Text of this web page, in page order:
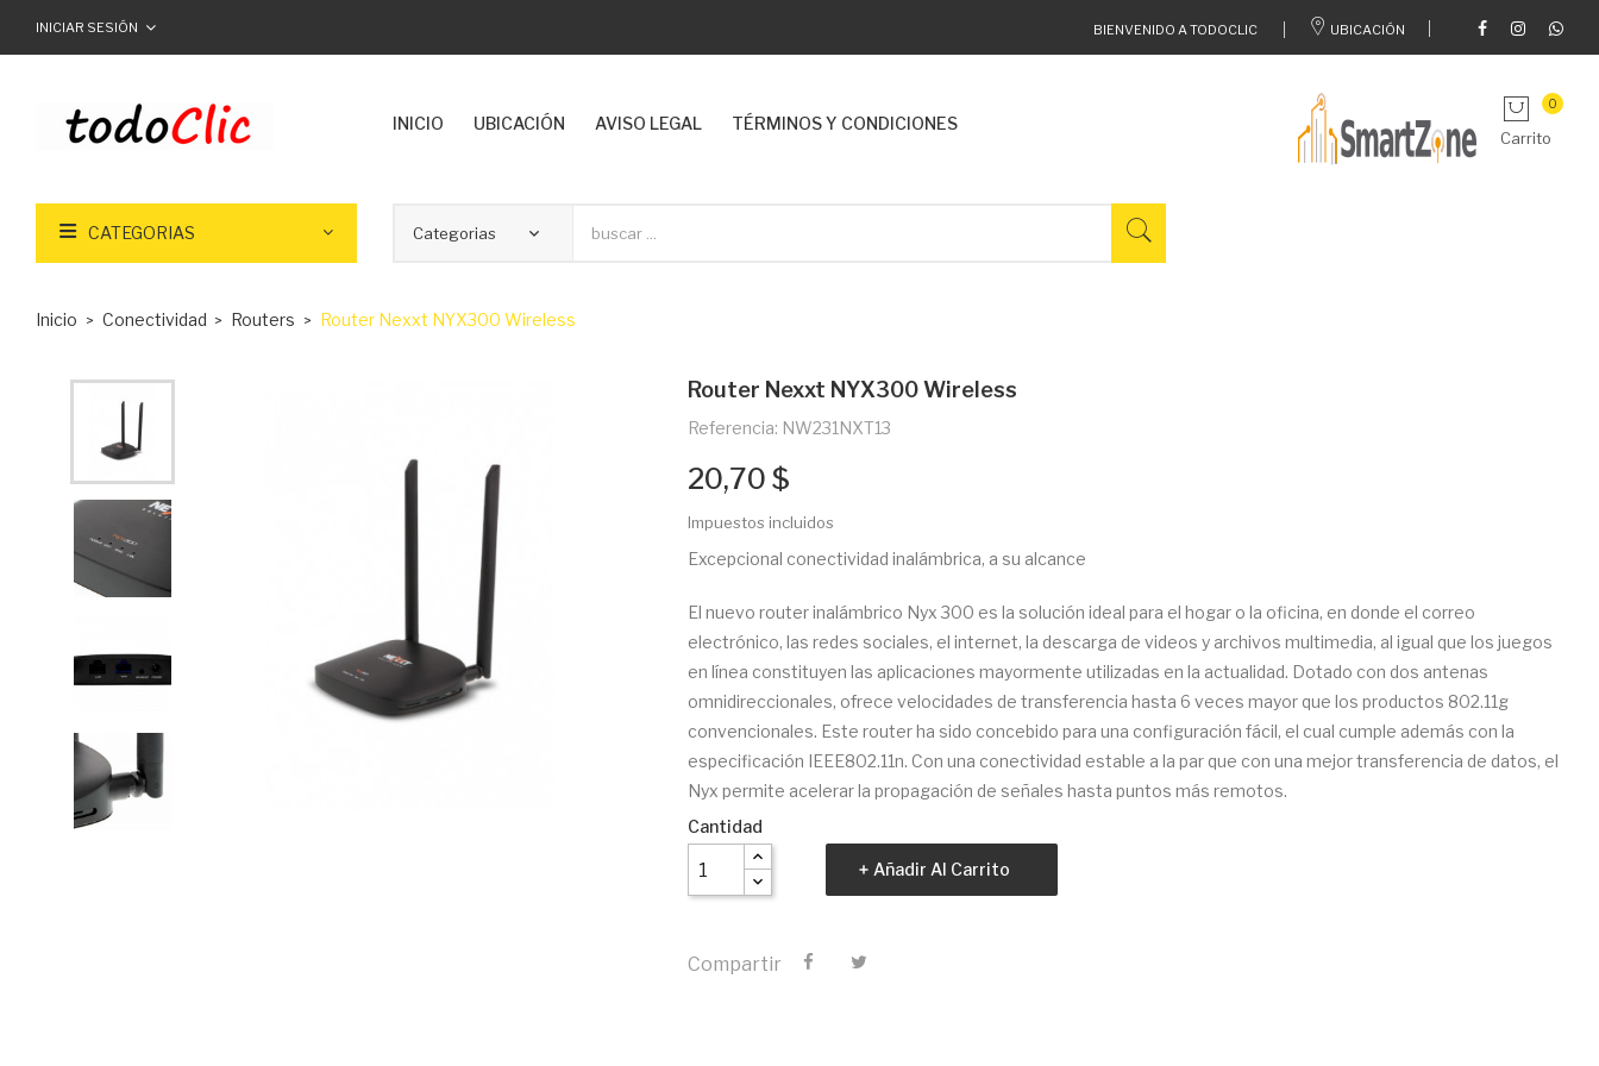
BIENVENIDO A TODOCLIC UBICACIÓN
INICIAR SESIÓN
INICIO UBICACIÓN AVISO LEGAL TÉRMINOS Y CONDICIONES
Carrito
0
CATEGORIAS
Inicio Conectividad Routers Router Nexxt NYX300 Wireless
Router Nexxt NYX300 Wireless
Referencia: NW231NXT13
20,70 $
Impuestos incluidos
Excepcional conectividad inalámbrica, a su alcance
El nuevo router inalámbrico Nyx 300 es la solución ideal para el hogar o la oficina, en donde el correo
electrónico, las redes sociales, el internet, la descarga de videos y archivos multimedia, al igual que los juegos
en línea constituyen las aplicaciones mayormente utilizadas en la actualidad. Dotado con dos antenas
omnidireccionales, ofrece velocidades de transferencia hasta 6 veces mayor que los productos 802.11g
convencionales. Este router ha sido concebido para una configuración fácil, el cual cumple además con la
especificación IEEE802.11n. Con una conectividad estable a la par que con una mejor transferencia de datos, el
Nyx permite acelerar la propagación de señales hasta puntos más remotos.
Cantidad
Añadir Al Carrito
Compartir